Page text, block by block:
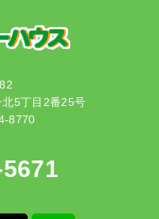
5丁目2番25号
8770